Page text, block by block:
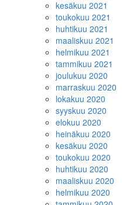
kesäkuu 2021
toukokuu 2021
huhtikuu 2021
maaliskuu 2021
helmikuu 2021
tammikuu 2021
joulukuu 2020
marraskuu 2020
lokakuu 2020
syyskuu 2020
elokuu 2020
heinäkuu 2020
kesäkuu 2020
toukokuu 2020
huhtikuu 2020
maaliskuu 2020
helmikuu 2020